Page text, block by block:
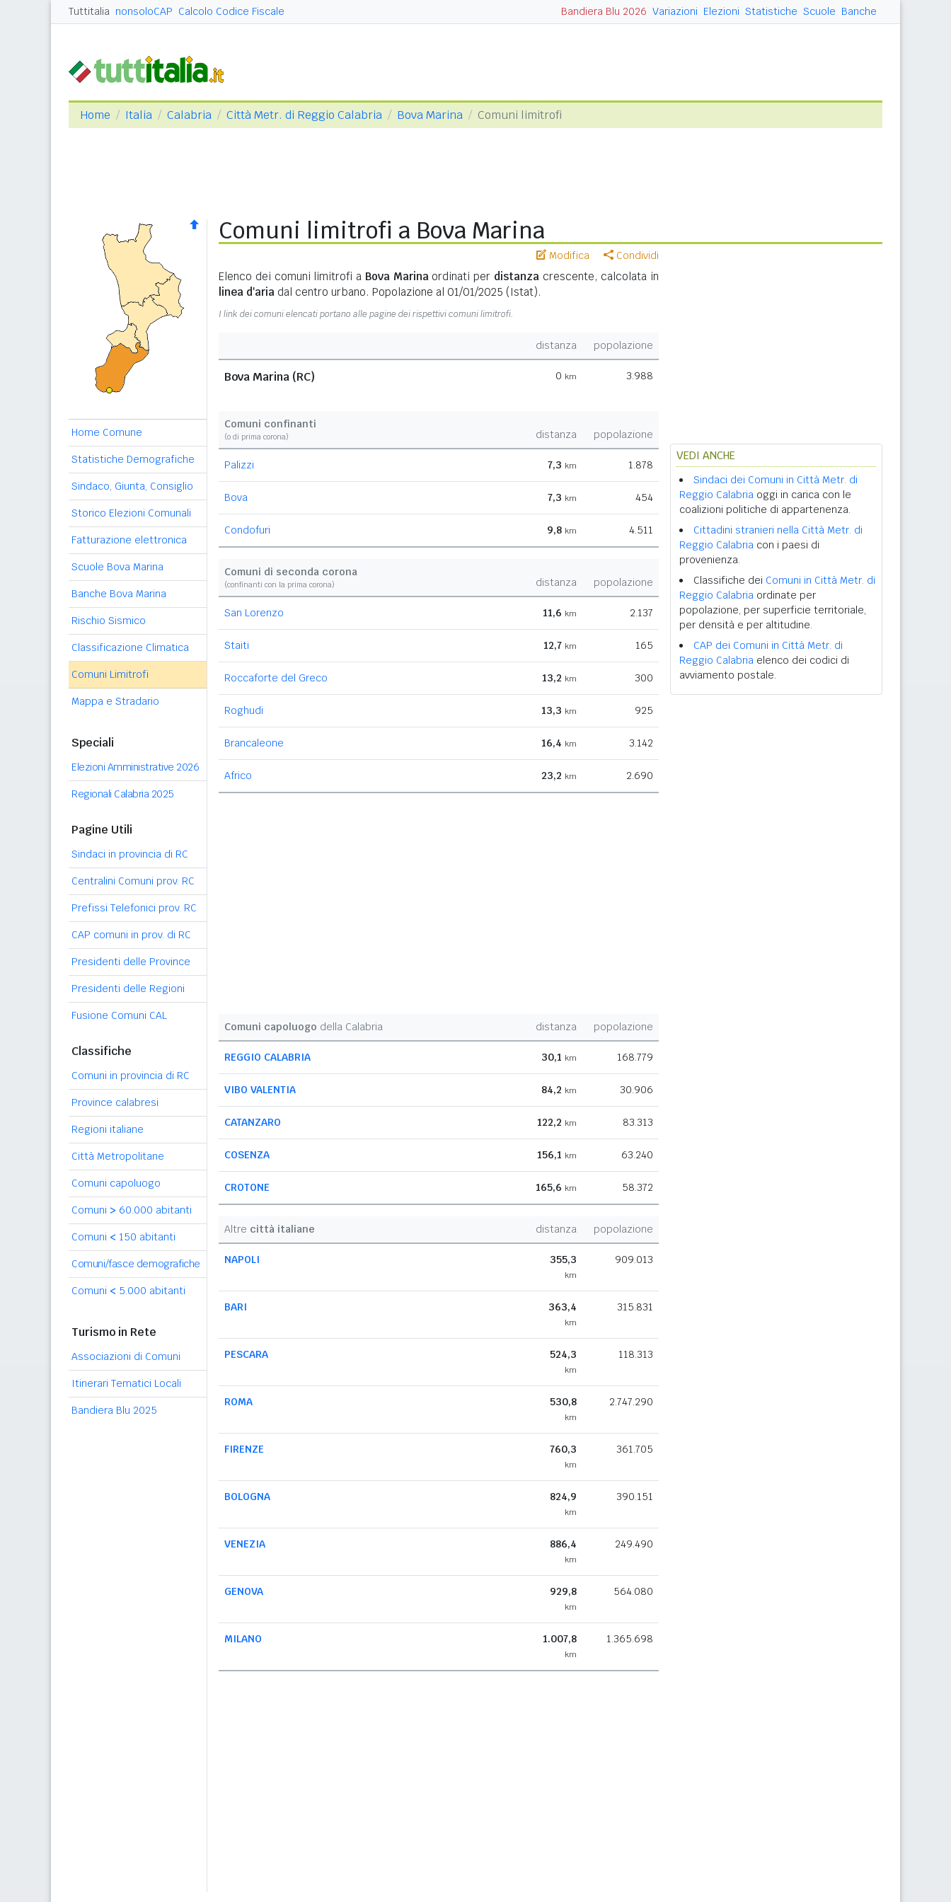
Tuttitalia nonsoloCAP Calcolo Codice Fiscale Bandiera Blu 2026 Variazioni Elezioni Statistiche Scuole Banche
Home Italia Calabria Città Metr. di Reggio Calabria Bova Marina Comuni limitrofi
Home Comune
Statistiche Demografiche
Sindaco, Giunta, Consiglio
Storico Elezioni Comunali
Fatturazione elettronica
Scuole Bova Marina
Banche Bova Marina
Rischio Sismico
Classificazione Climatica
Comuni Limitrofi
Mappa e Stradario
Speciali
Elezioni Amministrative 2026
Regionali Calabria 2025
Pagine Utili
Sindaci in provincia di RC
Centralini Comuni prov. RC
Prefissi Telefonici prov. RC
CAP comuni in prov. di RC
Presidenti delle Province
Presidenti delle Regioni
Fusione Comuni CAL
Classifiche
Comuni in provincia di RC
Province calabresi
Regioni italiane
Città Metropolitane
Comuni capoluogo
Comuni > 60.000 abitanti
Comuni < 150 abitanti
Comuni/fasce demografiche
Comuni < 5.000 abitanti
Turismo in Rete
Associazioni di Comuni
Itinerari Tematici Locali
Bandiera Blu 2025
Comuni limitrofi a Bova Marina
Modifica Condividi
Elenco dei comuni limitrofi a Bova Marinaordinati per distanzacrescente, calcolata in
linea d'aria dal centro urbano. Popolazione al 01/01/2025 (Istat).
I link dei comuni elencati portano alle pagine dei rispettivi comuni limitrofi.
distanza popolazione
Bova Marina (RC) 0 km 3.988
Comuni confinanti
(o di prima corona) distanza popolazione
Palizzi 7,3 km 1.878
Bova 7,3 km 454
Condofuri 9,8 km 4.511
Comuni di seconda corona
(confinanti con la prima corona) distanza popolazione
San Lorenzo 11,6 km 2.137
Staiti 12,7 km 165
Roccaforte del Greco 13,2 km 300
Roghudi 13,3 km 925
Brancaleone 16,4 km 3.142
Africo 23,2 km 2.690
Comuni capoluogo della Calabria distanza popolazione
REGGIO CALABRIA 30,1 km 168.779
VIBO VALENTIA 84,2 km 30.906
CATANZARO 122,2 km 83.313
COSENZA 156,1 km 63.240
CROTONE 165,6 km 58.372
Altre città italiane distanza popolazione
NAPOLI 355,3
km
909.013
BARI 363,4
km
315.831
PESCARA 524,3
km
118.313
ROMA 530,8
km
2.747.290
FIRENZE 760,3
km
361.705
BOLOGNA 824,9
km
390.151
VENEZIA 886,4
km
249.490
GENOVA 929,8
km
564.080
MILANO 1.007,8
km
1.365.698
VEDI ANCHE
Sindaci dei Comuni in Città Metr. di
Reggio Calabria oggi in carica con le
coalizioni politiche di appartenenza.
Cittadini stranieri nella Città Metr. di
Reggio Calabria con i paesi di
provenienza.
Classifiche dei Comuni in Città Metr. di
Reggio Calabria ordinate per
popolazione, per superficie territoriale,
per densità e per altitudine.
CAP dei Comuni in Città Metr. di
Reggio Calabria elenco dei codici di
avviamento postale.